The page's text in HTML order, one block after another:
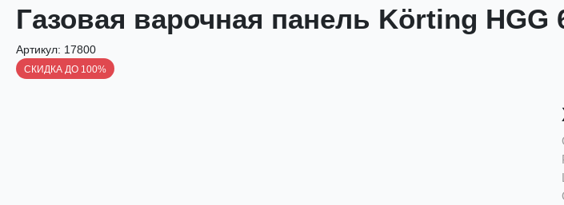
Газовая варочная панель Körting HGG
Артикул: 17800
СКИДКА ДО 100%